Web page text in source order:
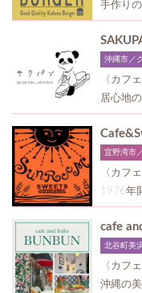
沖縄市／
〈カフ
居心地
宜野湾市
〈カフ
1976年
cafe
北谷町美
〈カフ
沖縄の